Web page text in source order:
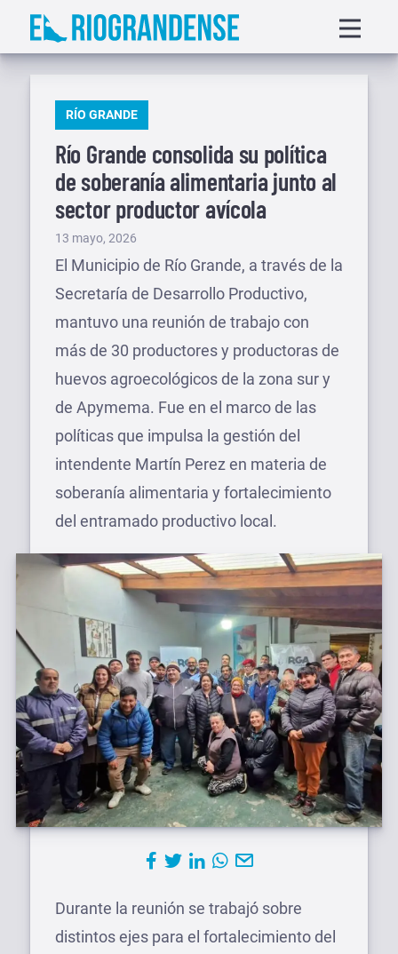
Saltar
menu
PUBLICADO
RÍO GRANDE
Río Grande consolida su política
de soberanía alimentaria junto al
sector productor avícola
Publicado
el
13 mayo, 2026
El Municipio de Río Grande, a través de la
Secretaría de Desarrollo Productivo,
mantuvo una reunión de trabajo con
más de 30 productores y productoras de
huevos agroecológicos de la zona sur y
de Apymema. Fue en el marco de las
políticas que impulsa la gestión del
intendente Martín Perez en materia de
soberanía alimentaria y fortalecimiento
del entramado productivo local.
Durante la reunión se trabajó sobre
distintos ejes para el fortalecimiento del